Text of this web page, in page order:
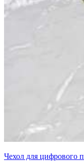
Чехол для цифрового